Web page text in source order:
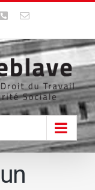
WhatsApp
Email